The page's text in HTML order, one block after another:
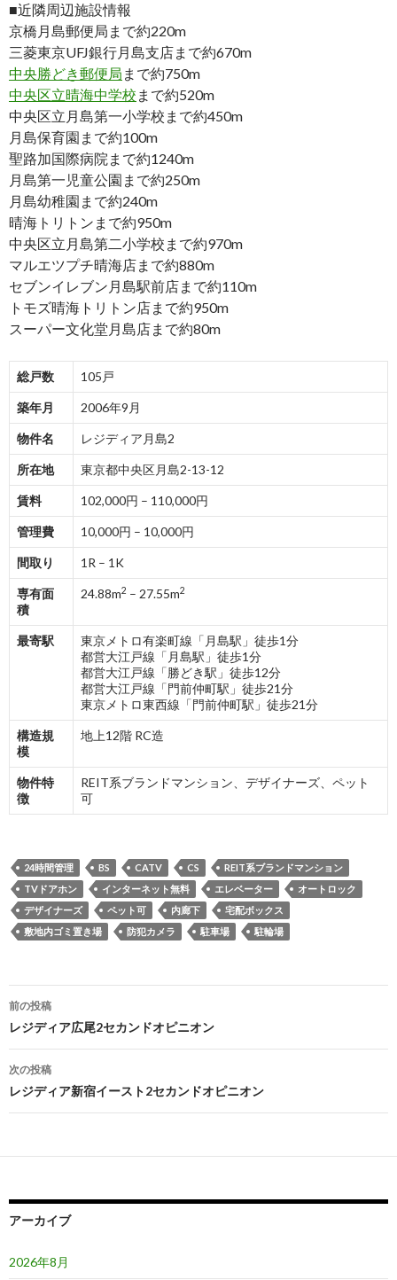
■近隣周辺施設情報
京橋月島郵便局まで約220m
三菱東京UFJ銀行月島支店まで約670m
中央勝どき郵便局 まで約750m
中央区立晴海中学校 まで約520m
中央区立月島第一小学校まで約450m
月島保育園まで約100m
聖路加国際病院まで約1240m
月島第一児童公園まで約250m
月島幼稚園まで約240m
晴海トリトンまで約950m
中央区立月島第二小学校まで約970m
マルエツプチ晴海店まで約880m
セブンイレブン月島駅前店まで約110m
トモズ晴海トリトン店まで約950m
スーパー文化堂月島店まで約80m
総戸数 105戸
築年月 2006年9月
物件名 レジディア月島2
所在地 東京都中央区月島2-13-12
賃料 102,000円 – 110,000円
管理費 10,000円 – 10,000円
間取り 1R – 1K
専有面
積
24.88m2 – 27.55m2
最寄駅
東京メトロ有楽町線「月島駅」徒歩1分
都営大江戸線「月島駅」徒歩1分
都営大江戸線「勝どき駅」徒歩12分
都営大江戸線「門前仲町駅」徒歩21分
東京メトロ東西線「門前仲町駅」徒歩21分
構造規
模
地上12階 RC造
物件特
徴
REIT系ブランドマンション、デザイナーズ、ペット
可
24時間管理 BS CATV CS
REIT系ブランドマンション
TVドアホン
インターネット無料 エレベーター
オートロック
デザイナーズ
ペット可 内廊下
宅配ボックス
敷地内ゴミ置き場
防犯カメラ 駐車場 駐輪場
投
稿
ナ
ビ
ゲ
ー
ョ
前の投稿
レジディア広尾2セカンドオピニオン
次の投稿
レジディア新宿イースト2セカンドオピニオン
アーカイブ
2026年8月